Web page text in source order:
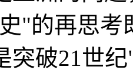
"的再思考
突破21世